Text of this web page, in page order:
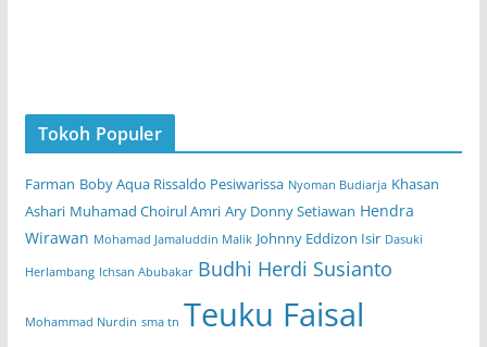
Tokoh Populer
Farman Boby Aqua Rissaldo Pesiwarissa Nyoman Budiarja Khasan
Ashari Muhamad Choirul Amri Ary Donny Setiawan Hendra
Wirawan Mohamad Jamaluddin Malik Johnny Eddizon Isir Dasuki
Herlambang Ichsan Abubakar Budhi Herdi Susianto
Mohammad Nurdin sma tn Teuku Faisal